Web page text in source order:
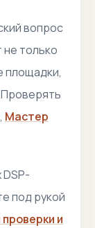
вопрос
только
площадки,
, Мастер
под рукой
и